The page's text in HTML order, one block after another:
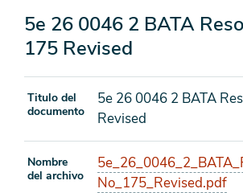
5e 26 0046 2 BATA
175 Revised
Titulo del
documento
5e 26 0046 2 BATA
Revised
Nombre
del archivo
No_175_Revised.pdf